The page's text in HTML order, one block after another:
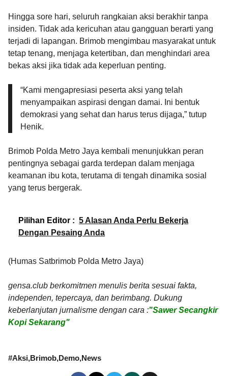
Hingga sore hari, seluruh rangkaian aksi berakhir tanpa
insiden. Tidak ada kericuhan atau gangguan berarti yang
terjadi di lapangan. Brimob mengimbau masyarakat untuk
tetap tenang, menjaga ketertiban, dan menghindari area
bekas aksi jika tidak ada keperluan penting.
“Kami mengapresiasi peserta aksi yang telah
menyampaikan aspirasi dengan damai. Ini bentuk
demokrasi yang sehat dan harus terus dijaga,” tutup
Henik.
Brimob Polda Metro Jaya kembali menunjukkan peran
pentingnya sebagai garda terdepan dalam menjaga
keamanan ibu kota, terutama di tengah dinamika sosial
yang terus bergerak.
Pilihan Editor : 5 Alasan Anda Perlu Bekerja
Dengan Pesaing Anda
(Humas Satbrimob Polda Metro Jaya)
gensa.club berkomitmen menulis berita sesuai fakta,
independen, tepercaya, dan berimbang. Dukung
keberlanjutan jurnalisme dengan cara :"Sawer Secangkir
Kopi Sekarang"
#Aksi Brimob Demo News